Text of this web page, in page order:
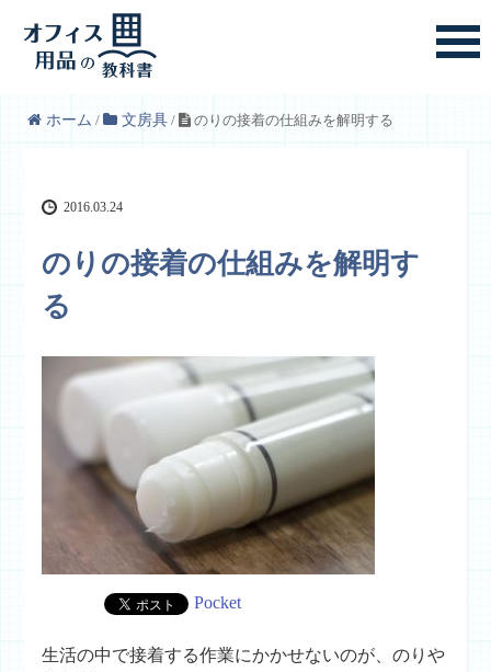
ホーム / 文房具 / のりの接着の仕組みを解明する
2016.03.24
のりの接着の仕組みを解明す
る
Pocket
生活の中で接着する作業にかかせないのが、のりや